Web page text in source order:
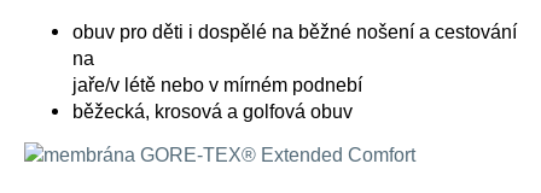
obuv pro děti i dospělé na běžné nošení a cestování
na
jaře/v létě nebo v mírném podnebí
běžecká, krosová a golfová obuv
D